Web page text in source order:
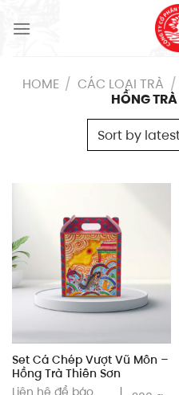
HOME / CÁC LOẠI TRÀ /
HỒNG
Set Cá Chép Vượt Vũ Môn –
Hồng Trà Thiên Sơn